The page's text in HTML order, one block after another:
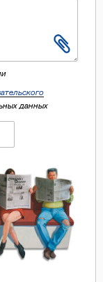
данных